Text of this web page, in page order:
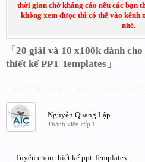
thời gian chờ kháng cáo nếu các bạn
không xem được thì có thể vào kênh
nhé.
「20 giải và 10 x100k dành
thiết kế PPT Templates」
Nguyễn Quang Lập
Thành viên cấp 1
Tuyển chọn thiết kế ppt Templates :